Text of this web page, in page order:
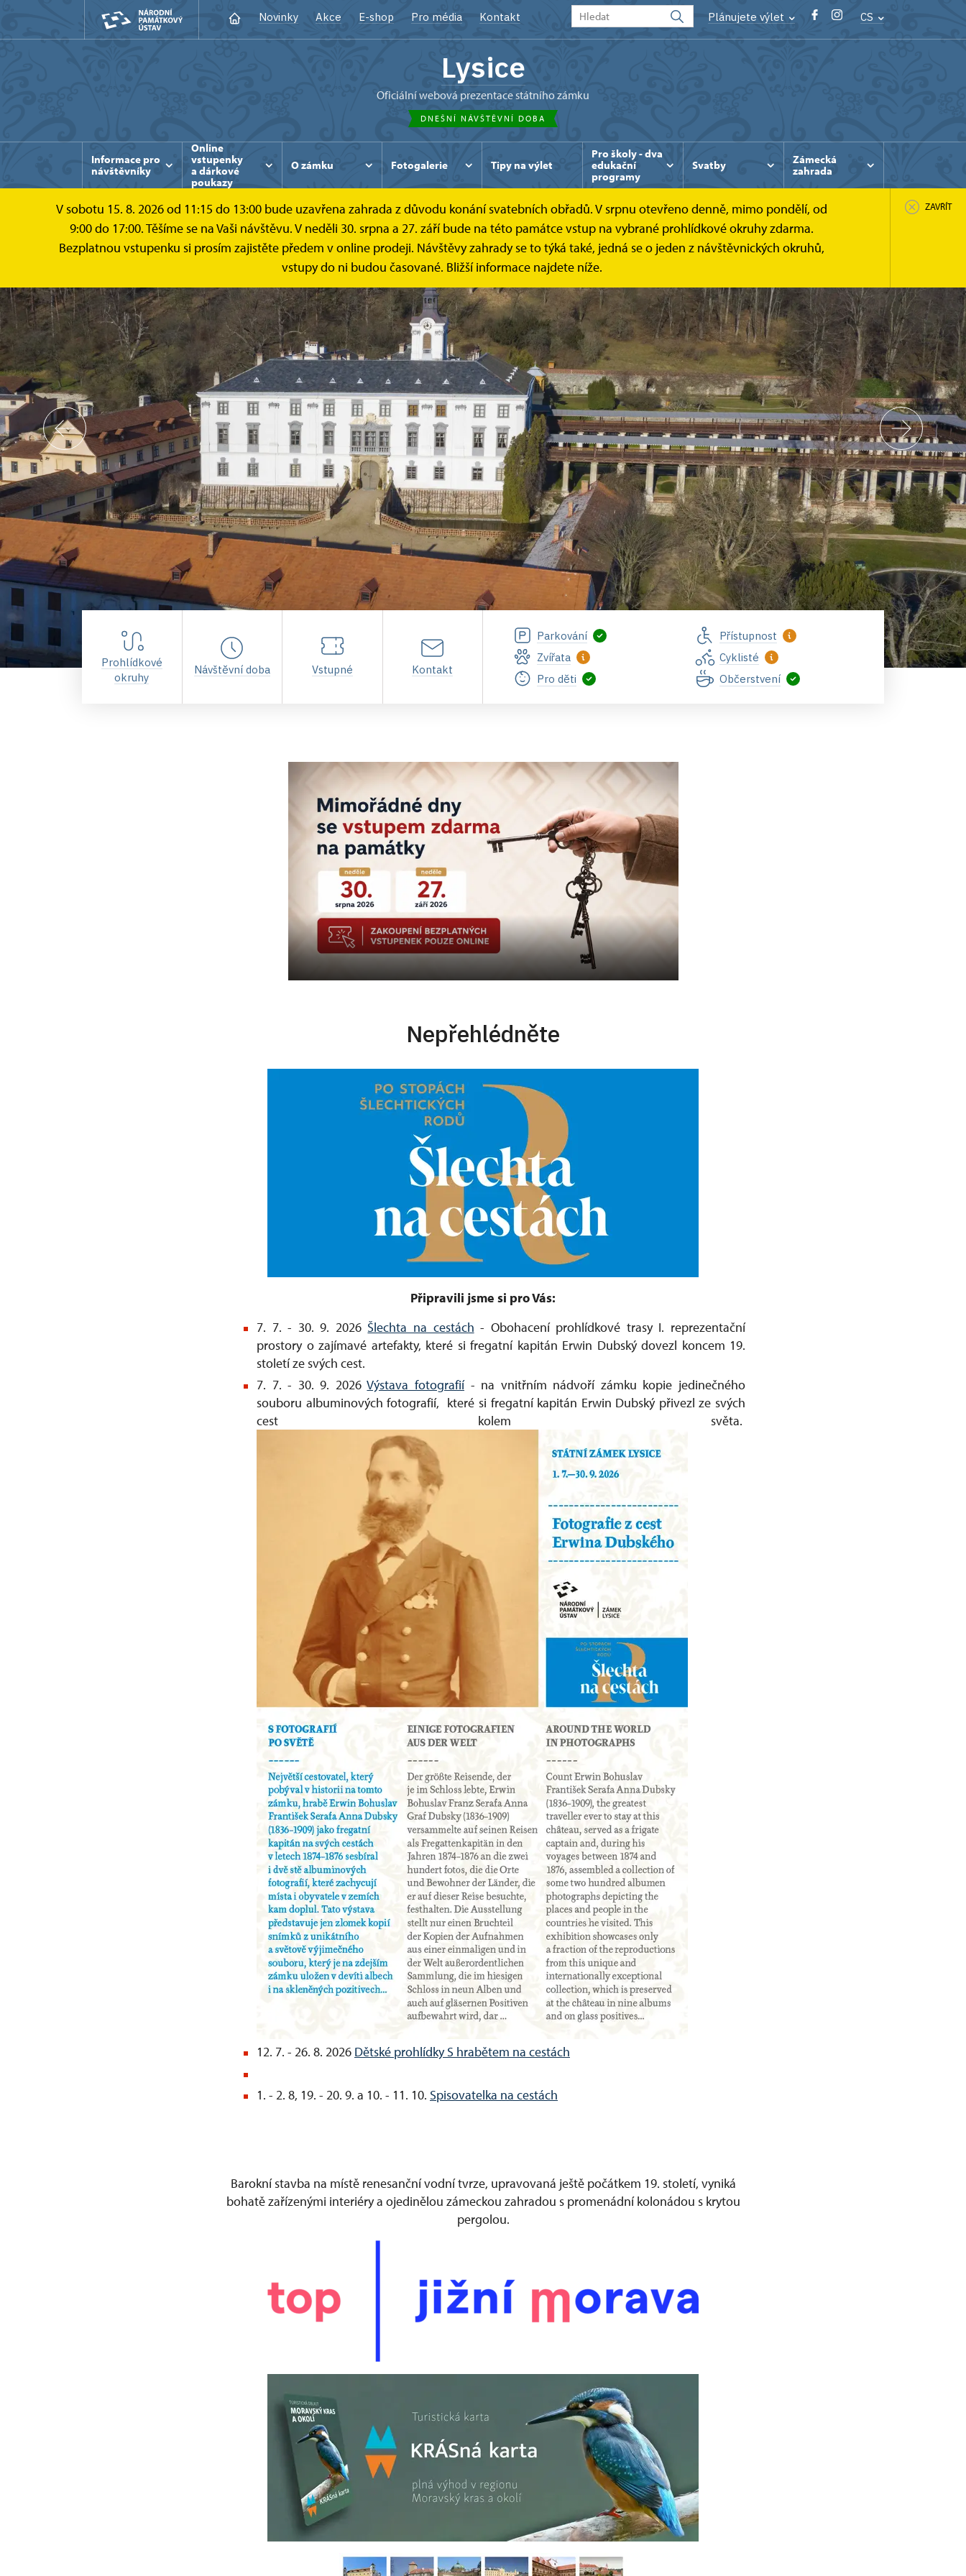
Novinky Akce E-shop Pro média Kontakt Plánujete výlet CS
Lysice
oficiální webová prezentace státního zámku
DNEŠNÍ NÁVŠTĚVNÍ DOBA
Informace pro
návštěvníky
Online
vstupenky
a dárkové
poukazy
O zámku Fotogalerie Tipy na výlet
Pro školy - dva
edukační
programy
Svatby
Zámecká
zahrada
V sobotu 15. 8. 2026 od 11:15 do 13:00 bude uzavřena zahrada z důvodu konání svatebních obřadů. V srpnu otevřeno denně, mimo pondělí, od
9:00 do 17:00. Těšíme se na Vaši návštěvu. V neděli 30. srpna a 27. září bude na této památce vstup na vybrané prohlídkové okruhy zdarma.
Bezplatnou vstupenku si prosím zajistěte předem v online prodeji. Návštěvy zahrady se to týká také, jedná se o jeden z návštěvnických okruhů,
vstupy do ni budou časované. Bližší informace najdete níže.
ZAVŘÍT
Prohlídkové
okruhy
Návštěvní doba Vstupné Kontakt
Parkování
Přístupnost
Zvířata
Cyklisté
Pro děti
Občerstvení
Nepřehlédněte
Připravili jsme si pro Vás:
7. 7. - 30. 9. 2026 Šlechta na cestách - Obohacení prohlídkové trasy I. reprezentační
prostory o zajímavé artefakty, které si fregatní kapitán Erwin Dubský dovezl koncem 19.
století ze svých cest.
7. 7. - 30. 9. 2026Výstava fotografií- na vnitřním nádvoří zámku kopie jedinečného
souboru albuminových fotografií, které si fregatní kapitán Erwin Dubský přivezl ze svých
cest kolem světa.
12. 7. - 26. 8. 2026 Dětské prohlídky S hrabětem na cestách
1. - 2. 8, 19. - 20. 9. a 10. - 11. 10. Spisovatelka na cestách
Barokní stavba na místě renesanční vodní tvrze, upravovaná ještě počátkem 19. století, vyniká
bohatě zařízenými interiéry a ojedinělou zámeckou zahradou s promenádní kolonádou s krytou
pergolou.